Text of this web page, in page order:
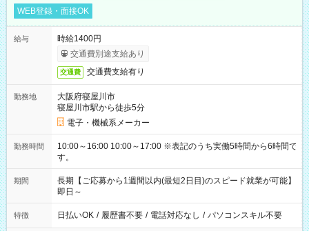
WEB登録・面接OK
給与
時給1400円
交通費別途支給あり
交通費 交通費支給有り
勤務地
大阪府寝屋川市
寝屋川市駅から徒歩5分
電子・機械系メーカー
勤務時間
10:00～16:00 10:00～17:00 ※表記のうち実働5時間から6時間で
す。
期間
長期【ご応募から1週間以内(最短2日目)のスピード就業が可能】
即日～
特徴 日払いOK / 履歴書不要 / 電話対応なし / パソコンスキル不要